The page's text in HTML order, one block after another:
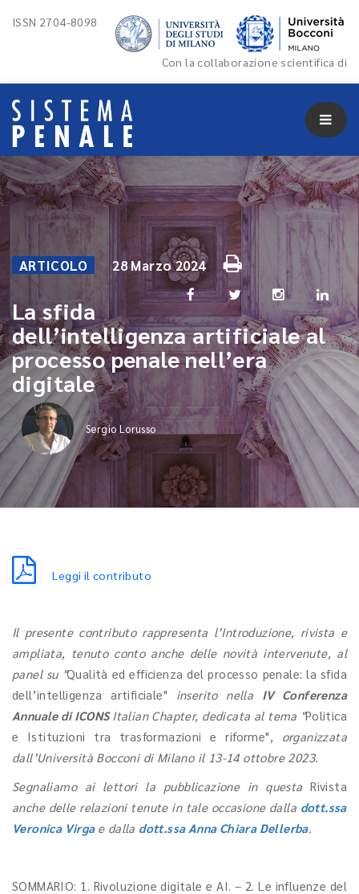
ISSN 2704-8098
Con la collaborazione scientifica di
ARTICOLO 28 Marzo 2024
La sfida
dell’intelligenza artificiale al
processo penale nell’era
digitale
Sergio Lorusso
Leggi il contributo
Il presente contributo rappresenta l’Introduzione, rivista e
ampliata, tenuto conto anche delle novità intervenute, al
panel su "Qualità ed efficienza del processo penale: la sfida
dell’intelligenza artificiale" inserito nella IV Conferenza
Annuale di ICONS Italian Chapter, dedicata al tema "Politica
e Istituzioni tra trasformazioni e riforme", organizzata
dall’Università Bocconi di Milano il 13-14 ottobre 2023.
Segnaliamo ai lettori la pubblicazione in questaRivista
anche delle relazioni tenute in tale occasione dalla dott.ssa
Veronica Virga e dalla dott.ssa Anna Chiara Dellerba.
SOMMARIO: 1. Rivoluzione digitale e AI. – 2. Le influenze del